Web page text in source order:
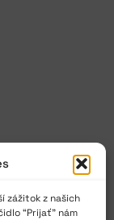
zážitok z našich
“Prijať” nám